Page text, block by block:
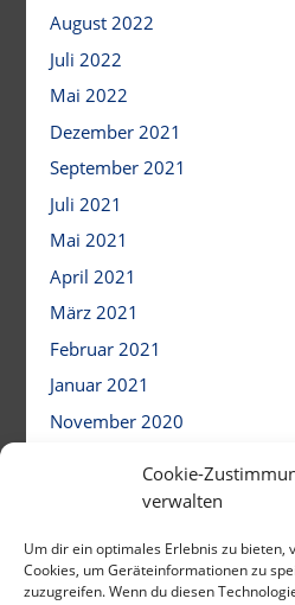
Cookie-
verwalten
Um dir ein optimales Erlebnis zu bieten,
Cookies, um Geräteinformationen zu
zuzugreifen. Wenn du diesen
August 2022
Juli 2022
Mai 2022
Dezember 2021
September 2021
Juli 2021
Mai 2021
April 2021
März 2021
Februar 2021
Januar 2021
November 2020
August 2020
Dezember 2019